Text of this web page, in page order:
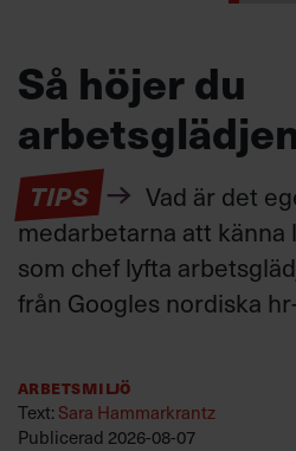
Så höjer du
TIPS
Vad är det
medarbetarna att känna
som chef lyfta
från Googles nordiska
Arbetsmiljö
Text:Sara Hammarkrantz
Publicerad 2026-08-07